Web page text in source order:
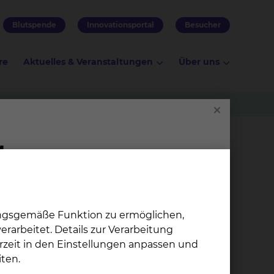
Blutspende Innovationsportal Besucher
Aktuelles & Veranstaltungen Über uns
Funktion zu ermöglichen,
Details zur Verarbeitung
in den Einstellungen anpassen und